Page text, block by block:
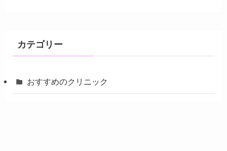
カテゴリー
おすすめのクリニック